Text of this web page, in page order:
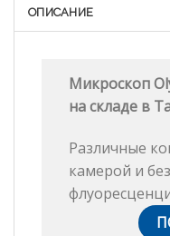
ОПИСАНИЕ
Микроскоп
на складе в
Различные
камерой и